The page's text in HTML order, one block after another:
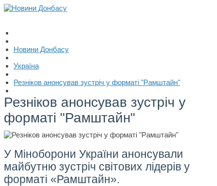
Новини Донбасу
Україна
Резніков анонсував зустріч у форматі "Рамштайн"
Резніков анонсував зустріч у
форматі "Рамштайн"
У Міноборони України анонсували
майбутню зустріч світових лідерів у
форматі «Рамштайн».